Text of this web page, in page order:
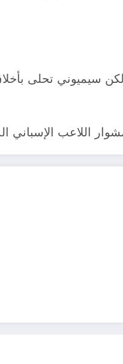
سيميوني تحلى
اللاعب الإسباني